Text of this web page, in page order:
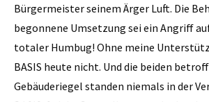
Bürgermeister seinem Ärger Luft. Die
begonnene Umsetzung sei ein Angriff
totaler Humbug! Ohne meine
BASIS heute nicht. Und die beiden
Gebäuderiegel standen niemals in der